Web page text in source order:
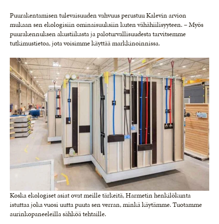
Puurakentamisen tulevaisuuden vahvuus perustuu Kalevin arvion
mukaan sen ekologisiin ominaisuuksiin kuten vähähiilisyyteen. – Myös
puurakennuksen akustiikasta ja paloturvallisuudesta tarvitsemme
tutkimustietoa, jota voisimme käyttää markkinoinnissa.
Koska ekologiset asiat ovat meille tärkeitä, Harmetin henkilökunta
istuttaa joka vuosi uutta puuta sen verran, minkä käytämme. Tuotamme
aurinkopaneeleilla sähköä tehtaille.